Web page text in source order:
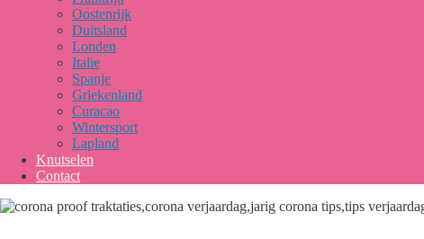
Oostenrijk
Duitsland
Londen
Italie
Spanje
Griekenland
Curacao
Wintersport
Lapland
Knutselen
Contact